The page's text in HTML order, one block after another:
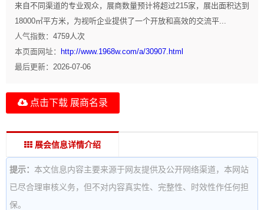
来自不同渠道的专业观众，展商数量预计将超过215家，展出面积达到
18000㎡平方米，为视听企业提供了一个开放和高效的交流平...
人气指数： 4759人次
本页面网址：
http://www.1968w.com/a/30907.html
最后更新： 2026-07-06
点击下载 展商名录
展会信息详情介绍
提示： 本文信息内容主要来源于网友提供及公开网络渠道，本网站
已尽合理审核义务，但不对内容真实性、完整性、时效性作任何担
保。